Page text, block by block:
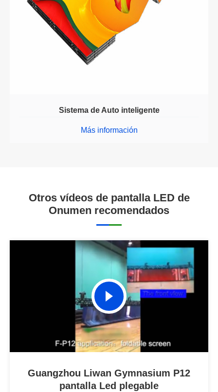
Sistema de Auto inteligente
Más información
Otros vídeos de pantalla LED de
Onumen recomendados
Guangzhou Liwan Gymnasium P12
pantalla Led plegable